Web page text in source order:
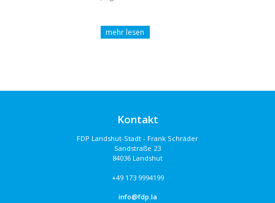
Kontakt
FDP Landshut-Stadt - Frank Schräder
Sandstraße 23
84036 Landshut
+49 173 9994199
info@fdp.la